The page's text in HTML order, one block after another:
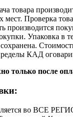
товара
мест. Проверка
производится
Упаковка в
КАД
только после
во ВСЕ